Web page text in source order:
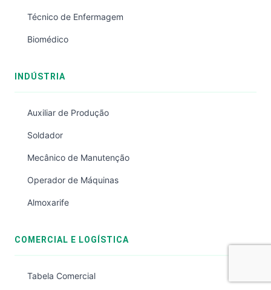
Técnico de Enfermagem
Biomédico
INDÚSTRIA
Auxiliar de Produção
Soldador
Mecânico de Manutenção
Operador de Máquinas
Almoxarife
COMERCIAL E LOGÍSTICA
Tabela Comercial